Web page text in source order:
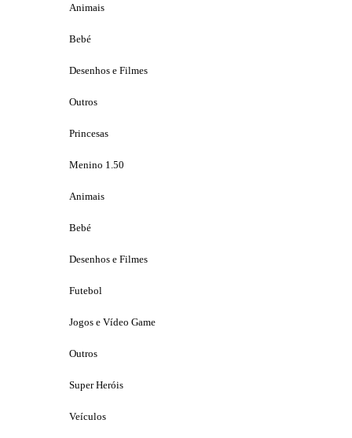
Animais
Bebé
Desenhos e Filmes
Outros
Princesas
Menino 1.50
Animais
Bebé
Desenhos e Filmes
Futebol
Jogos e Vídeo Game
Outros
Super Heróis
Veículos